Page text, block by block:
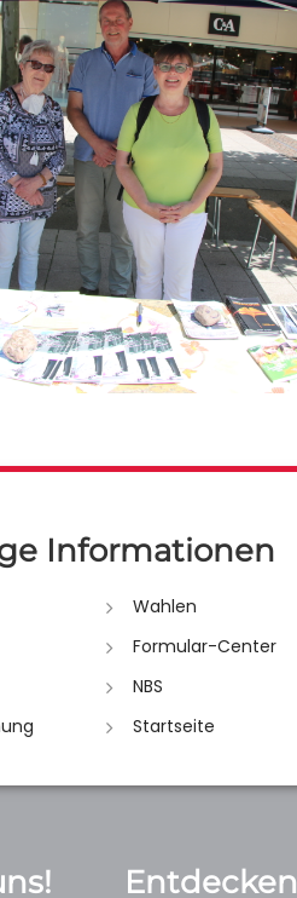
Informationen
Wahlen
Formular-Center
NBS
Startseite
Entdecken